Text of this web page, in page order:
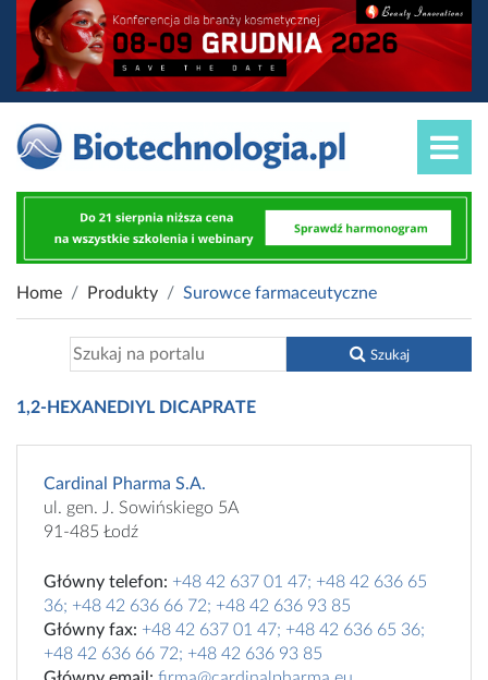
Home Produkty Surowce farmaceutyczne
1,2-HEXANEDIYL DICAPRATE
Szukaj
Cardinal Pharma S.A.
ul. gen. J. Sowińskiego 5A
91-485 Łodź
Główny telefon: +48 42 637 01 47; +48 42 636 65
36; +48 42 636 66 72; +48 42 636 93 85
Główny fax: +48 42 637 01 47; +48 42 636 65 36;
+48 42 636 66 72; +48 42 636 93 85